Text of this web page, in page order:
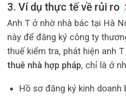
3. Ví dụ thực tế về rủi ro
Anh T ở nhờ nhà bác tại Hà
này để đăng ký công ty
thuế kiểm tra, phát hiện anh T
thuê nhà hợp pháp, chỉ là ở
Hồ sơ đăng ký kinh doanh